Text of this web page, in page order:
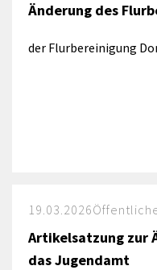
Änderung des
der Flurbereinigung
19.03.2026
Artikelsatzung zur
das Jugendamt